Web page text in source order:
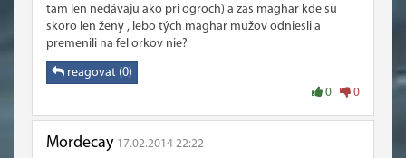
tam len nedávaju ako pri ogroch) a zas maghar kde su
skoro len ženy , lebo tých maghar mužov odniesli a
premenili na fel orkov nie?
reagovat (0)
0 0
Mordecay 17.02.2014 22:22